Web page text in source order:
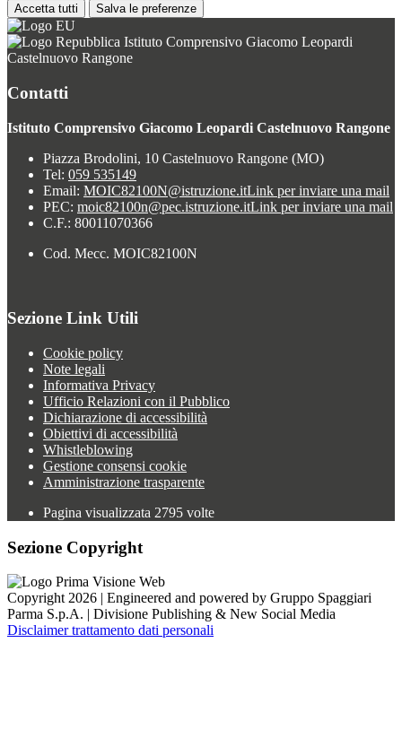
Accetta tutti Salva le preferenze
Istituto Comprensivo Giacomo Leopardi
Castelnuovo Rangone
Contatti
Istituto Comprensivo Giacomo Leopardi Castelnuovo Rangone
Piazza Brodolini, 10 Castelnuovo Rangone (MO)
Tel: 059 535149
Email: MOIC82100N@istruzione.itLink per inviare una mail
PEC: moic82100n@pec.istruzione.itLink per inviare una mail
C.F.: 80011070366
Cod. Mecc. MOIC82100N
Sezione Link Utili
Cookie policy
Note legali
Informativa Privacy
Ufficio Relazioni con il Pubblico
Dichiarazione di accessibilità
Obiettivi di accessibilità
Whistleblowing
Gestione consensi cookie
Amministrazione trasparente
Pagina visualizzata 2795 volte
Sezione Copyright
Copyright 2026 | Engineered and powered by Gruppo Spaggiari
Parma S.p.A. | Divisione Publishing & New Social Media
Disclaimer trattamento dati personali